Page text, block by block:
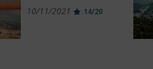
10/11/2021
14/20